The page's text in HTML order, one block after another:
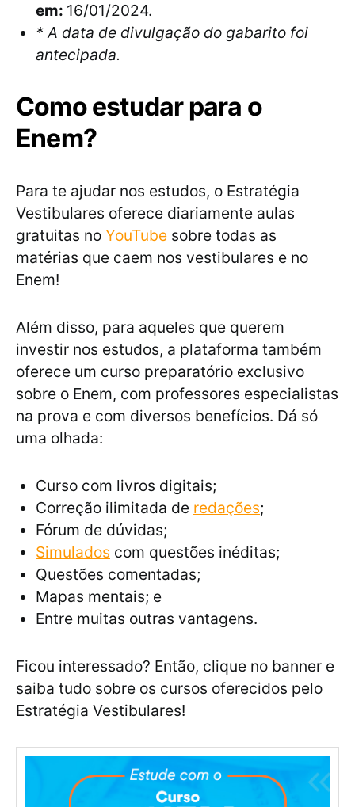
em: 16/01/2024.
* A data de divulgação do gabarito foi
antecipada.
Como estudar para o
Enem?
Para te ajudar nos estudos, o Estratégia
Vestibulares oferece diariamente aulas
gratuitas no YouTube sobre todas as
matérias que caem nos vestibulares e no
Enem!
Além disso, para aqueles que querem
investir nos estudos, a plataforma também
oferece um curso preparatório exclusivo
sobre o Enem, com professores especialistas
na prova e com diversos benefícios. Dá só
uma olhada:
Curso com livros digitais;
Correção ilimitada de redações;
Fórum de dúvidas;
Simulados com questões inéditas;
Questões comentadas;
Mapas mentais; e
Entre muitas outras vantagens.
Ficou interessado? Então, clique no banner e
saiba tudo sobre os cursos oferecidos pelo
Estratégia Vestibulares!